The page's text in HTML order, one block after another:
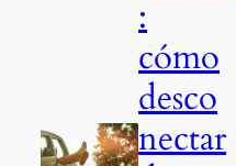
:
cómo
desco
nectar